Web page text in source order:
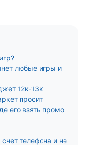
любые игры и
12к-13к
просит
его взять промо
телефона и не